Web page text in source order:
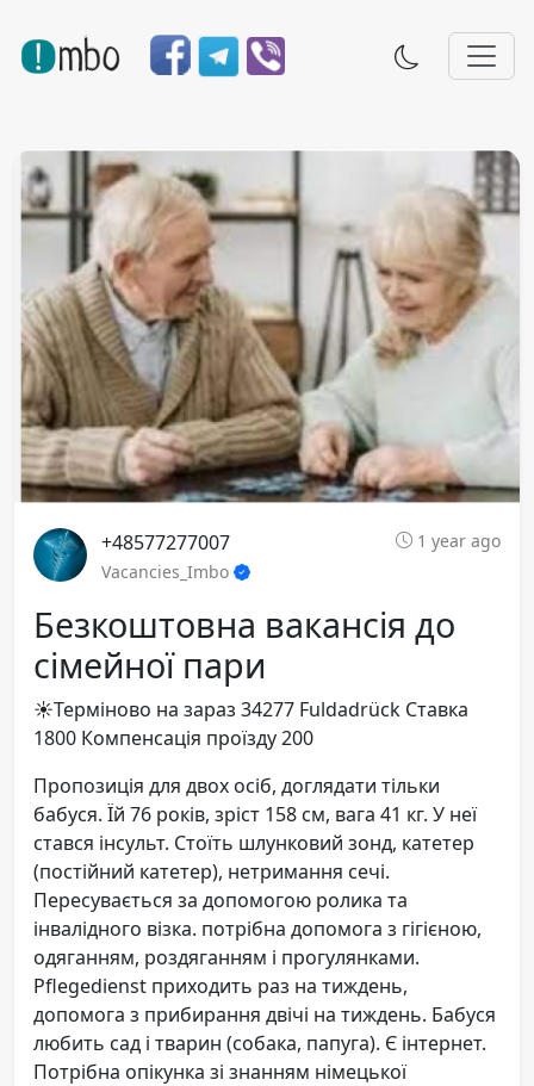
+48577277007
1 year ago
Vacancies_Imbo
Безкоштовна вакансія до
сімейної пари
☀️Терміново на зараз 34277 Fuldadrück Ставка
1800 Компенсація проїзду 200
Пропозиція для двох осіб, доглядати тільки
бабуся. Їй 76 років, зріст 158 см, вага 41 кг. У неї
стався інсульт. Стоїть шлунковий зонд, катетер
(постійний катетер), нетримання сечі.
Пересувається за допомогою ролика та
інвалідного візка. потрібна допомога з гігієною,
одяганням, роздяганням і прогулянками.
Pflegedienst приходить раз на тиждень,
допомога з прибирання двічі на тиждень. Бабуся
любить сад і тварин (собака, папуга). Є інтернет.
Потрібна опікунка зі знанням німецької